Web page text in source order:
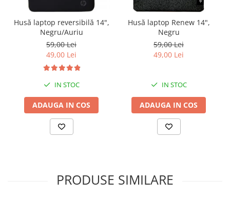
Husă laptop reversibilă 14",
Negru/Auriu
59,00 Lei
49,00 Lei
IN STOC
ADAUGA IN COS
Husă laptop Renew 14",
Negru
59,00 Lei
49,00 Lei
IN STOC
ADAUGA IN COS
PRODUSE SIMILARE